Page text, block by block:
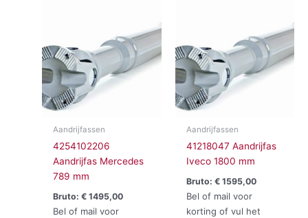
Aandrijfassen
4254102206
Aandrijfas Mercedes
789 mm
Bruto:€ 1495,00
Bel of mail voor
Aandrijfassen
41218047 Aandrijfas
Iveco 1800 mm
Bruto: €1595,00
Bel of mail voor
korting of vul het